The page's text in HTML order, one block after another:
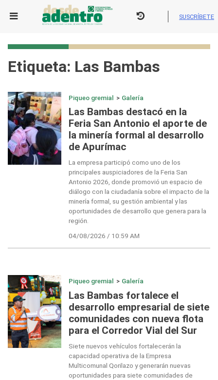
SUSCRÍBETE
Etiqueta: Las Bambas
Piqueo gremial > Galería
Las Bambas destacó en la
Feria San Antonio el aporte de
la minería formal al desarrollo
de Apurímac
La empresa participó como uno de los
principales auspiciadores de la Feria San
Antonio 2026, donde promovió un espacio de
diálogo con la ciudadanía sobre el impacto de la
minería formal, su gestión ambiental y las
oportunidades de desarrollo que genera para la
región.
04/08/2026 / 10:59 AM
Piqueo gremial > Galería
Las Bambas fortalece el
desarrollo empresarial de siete
comunidades con nueva flota
para el Corredor Vial del Sur
Siete nuevos vehículos fortalecerán la
capacidad operativa de la Empresa
Multicomunal Qorilazo y generarán nuevas
oportunidades para siete comunidades de